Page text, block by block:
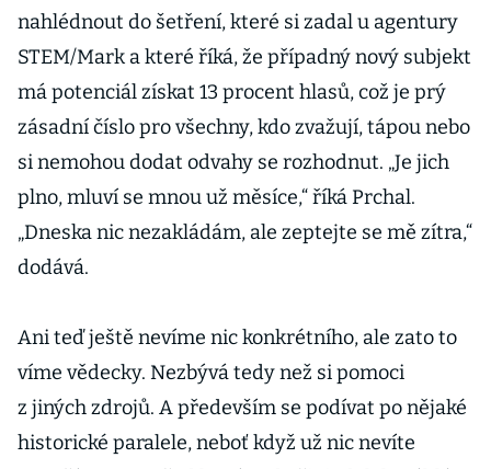
nahlédnout do šetření, které si zadal u agentury
STEM/Mark a které říká, že případný nový subjekt
má potenciál získat 13 procent hlasů, což je prý
zásadní číslo pro všechny, kdo zvažují, tápou nebo
si nemohou dodat odvahy se rozhodnut. „Je jich
plno, mluví se mnou už měsíce,“ říká Prchal.
„Dneska nic nezakládám, ale zeptejte se mě zítra,“
dodává.
Ani teď ještě nevíme nic konkrétního, ale zato to
víme vědecky. Nezbývá tedy než si pomoci
z jiných zdrojů. A především se podívat po nějaké
historické paralele, neboť když už nic nevíte